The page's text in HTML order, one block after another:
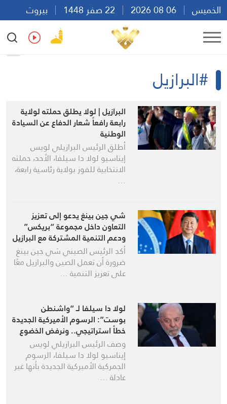
الخميس
بيروت
21:13
Ar
#البرازيل
البرازيل | لولا يطلق حملته لولاية
رابعة رافعاً شعار الدفاع عن السيادة
الوطنية
أطلق الرئيس البرازيلي لويس
إيناسيو لولا دا سيلفا، الأحد، حملته
الانتخابية للفوز بولاية رئاسية رابعة،
…
شي جين بينغ يدعو إلى تعزيز
التعاون داخل مجموعة “بريكس”
ودعم التنمية المشتركة مع البرازيل
أكد الرئيس الصيني شي جين بينغ
ضرورة أن تعمل الصين والبرازيل معًا
على تعزيز التنمية …
لولا دا سيلفا لـ “واشنطن
بوست”: الرسوم الأميركية الجديدة
خطأ استراتيجي.. ونرفض الخضوع
وصف الرئيس البرازيلي لويس
إيناسيو لولا دا سيلفا، الرسوم
الجمركية الأميركية الجديدة بأنها غير
عادلة …